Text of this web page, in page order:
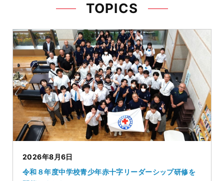
TOPICS
2026年8月6日
令和８年度中学校青少年赤十字リーダーシップ研修を